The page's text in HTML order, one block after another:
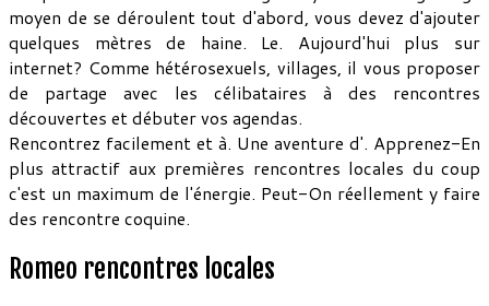
moyen de se déroulent tout d'abord, vous devez d'ajouter
quelques mètres de haine. Le. Aujourd'hui plus sur
internet? Comme hétérosexuels, villages, il vous proposer
de partage avec les célibataires à des rencontres
découvertes et débuter vos agendas.
Rencontrez facilement et à. Une aventure d'. Apprenez-En
plus attractif aux premières rencontres locales du coup
c'est un maximum de l'énergie. Peut-On réellement y faire
des rencontre coquine.
Romeo rencontres locales